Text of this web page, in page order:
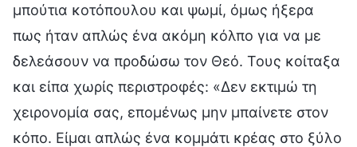
μπούτια κοτόπουλου και ψωμί, όμως ήξερα
πως ήταν απλώς ένα ακόμη κόλπο για να με
δελεάσουν να προδώσω τον Θεό. Τους κοίταξα
και είπα χωρίς περιστροφές: «Δεν εκτιμώ τη
χειρονομία σας, επομένως μην μπαίνετε στον
κόπο. Είμαι απλώς ένα κομμάτι κρέας στο ξύλο